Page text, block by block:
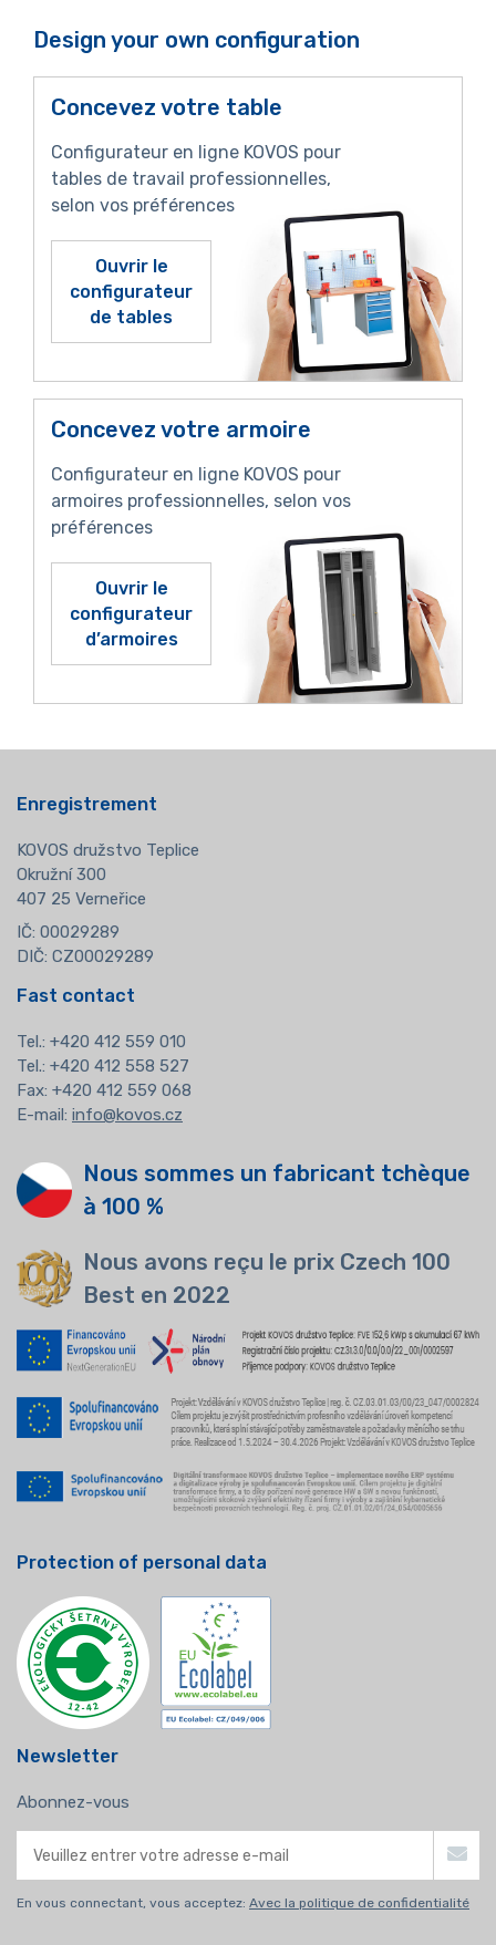
Design your own configuration
Concevez votre table
Configurateur en ligne KOVOS pour
tables de travail professionnelles,
selon vos préférences
Ouvrir le
configurateur
de tables
Concevez votre armoire
Configurateur en ligne KOVOS pour
armoires professionnelles, selon vos
préférences
Ouvrir le
configurateur
d’armoires
Enregistrement
KOVOS družstvo Teplice
Okružní 300
407 25 Verneřice
IČ: 00029289
DIČ: CZ00029289
Fast contact
Tel.: +420 412 559 010
Tel.: +420 412 558 527
Fax: +420 412 559 068
E-mail: info@kovos.cz
Nous sommes un fabricant tchèque
à 100 %
Nous avons reçu le prix Czech 100
Best en 2022
Protection of personal data
Newsletter
Abonnez-vous
En vous connectant, vous acceptez: Avec la politique de confidentialité